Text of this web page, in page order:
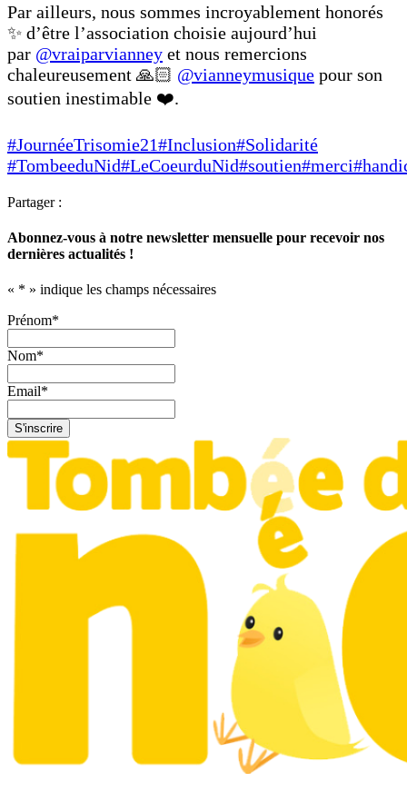
Par ailleurs, nous sommes incroyablement honorés
✨ d’être l’association choisie aujourd’hui
par @vraiparvianney et nous remercions
chaleureusement 🙏🏻 @vianneymusique pour son
soutien inestimable ❤️.
#JournéeTrisomie21#Inclusion#Solidarité
#TombeeduNid#LeCoeurduNid#soutien#merci
Partager :
Abonnez-vous à notre newsletter mensuelle pour recevoir nos
dernières actualités !
« * » indique les champs nécessaires
Prénom*
Nom*
Email*
S'inscrire